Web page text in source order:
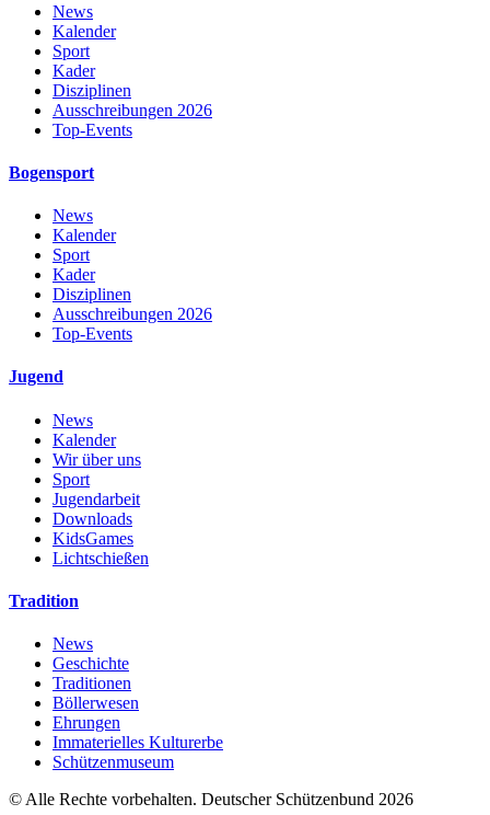
News
Kalender
Sport
Kader
Disziplinen
Ausschreibungen 2026
Top-Events
Bogensport
News
Kalender
Sport
Kader
Disziplinen
Ausschreibungen 2026
Top-Events
Jugend
News
Kalender
Wir über uns
Sport
Jugendarbeit
Downloads
KidsGames
Lichtschießen
Tradition
News
Geschichte
Traditionen
Böllerwesen
Ehrungen
Immaterielles Kulturerbe
Schützenmuseum
© Alle Rechte vorbehalten. Deutscher Schützenbund 2026